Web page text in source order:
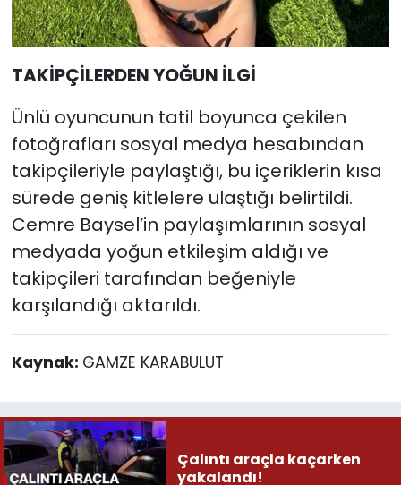
TAKİPÇİLERDEN YOĞUN İLGİ
Ünlü oyuncunun tatil boyunca çekilen
fotoğrafları sosyal medya hesabından
takipçileriyle paylaştığı, bu içeriklerin kısa
sürede geniş kitlelere ulaştığı belirtildi.
Cemre Baysel’in paylaşımlarının sosyal
medyada yoğun etkileşim aldığı ve
takipçileri tarafından beğeniyle
karşılandığı aktarıldı.
Kaynak: GAMZE KARABULUT
Çalıntı araçla kaçarken
yakalandı!